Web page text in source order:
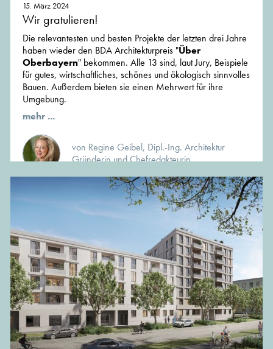
15. März 2024
Wir gratulieren!
Die relevantesten und besten Projekte der letzten drei Jahre
haben wieder den BDA Architekturpreis "Über
Oberbayern" bekommen. Alle 13 sind, laut Jury, Beispiele
für gutes, wirtschaftliches, schönes und ökologisch sinnvolles
Bauen. Außerdem bieten sie einen Mehrwert für ihre
Umgebung.
mehr ...
von Regine Geibel, Dipl.-Ing. Architektur
Gründerin und Chefredakteurin